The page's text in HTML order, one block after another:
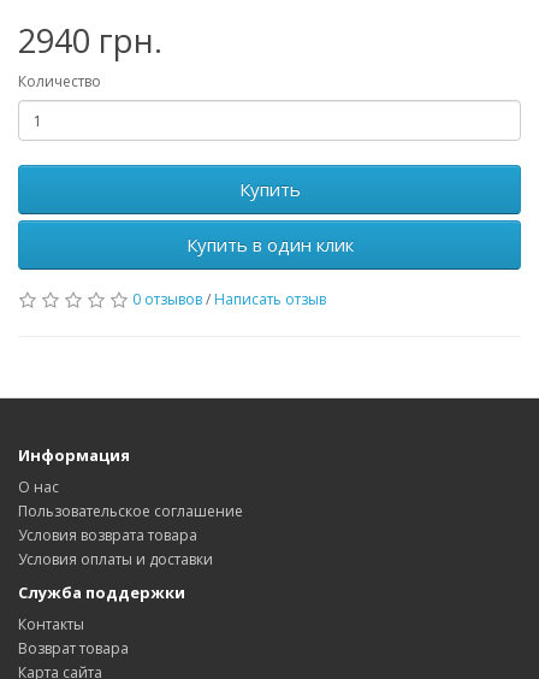
2940 грн.
Количество
Купить
Купить в один клик
0 отзывов/ Написать отзыв
Информация
О нас
Пользовательское соглашение
Условия возврата товара
Условия оплаты и доставки
Служба поддержки
Контакты
Возврат товара
Карта сайта